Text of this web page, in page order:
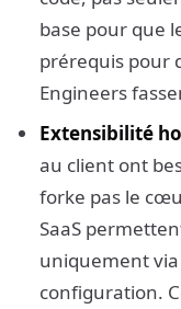
base pour que
prérequis pour
Engineers
Extensibilité
au client ont
forke pas le
SaaS
uniquement
configuration.